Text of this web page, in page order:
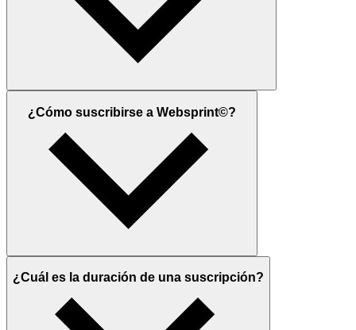
¿Cómo suscribirse a Websprint©?
¿Cuál es la duración de una suscripción?